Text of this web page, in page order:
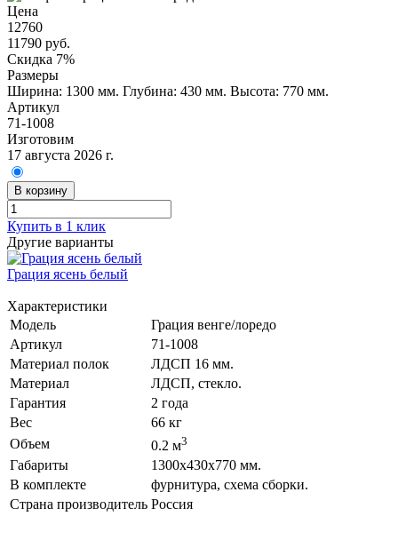
Цена
12760
11790 руб.
Скидка 7%
Размеры
Ширина: 1300 мм. Глубина: 430 мм. Высота: 770 мм.
Артикул
71-1008
Изготовим
17 августа 2026 г.
В корзину
Купить в 1 клик
Другие варианты
Грация ясень белый
Характеристики
Модель
Грация венге/лоредо
Артикул
71-1008
Материал полок
ЛДСП 16 мм.
Материал
ЛДСП, стекло.
Гарантия
2 года
Вес
66 кг
Объем
0.2 м3
Габариты
1300х430х770 мм.
В комплекте
фурнитура, схема сборки.
Страна производитель Россия